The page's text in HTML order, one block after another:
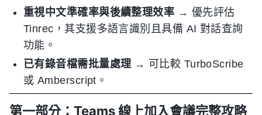
重視中文準確率與後續整理效率 → 優先評估
Tinrec，其支援多語言識別且具備 AI 對話查詢
功能。
已有錄音檔需批量處理→ 可比較 TurboScribe
或 Amberscript。
第一部分：Teams 線上加入會議完整攻略